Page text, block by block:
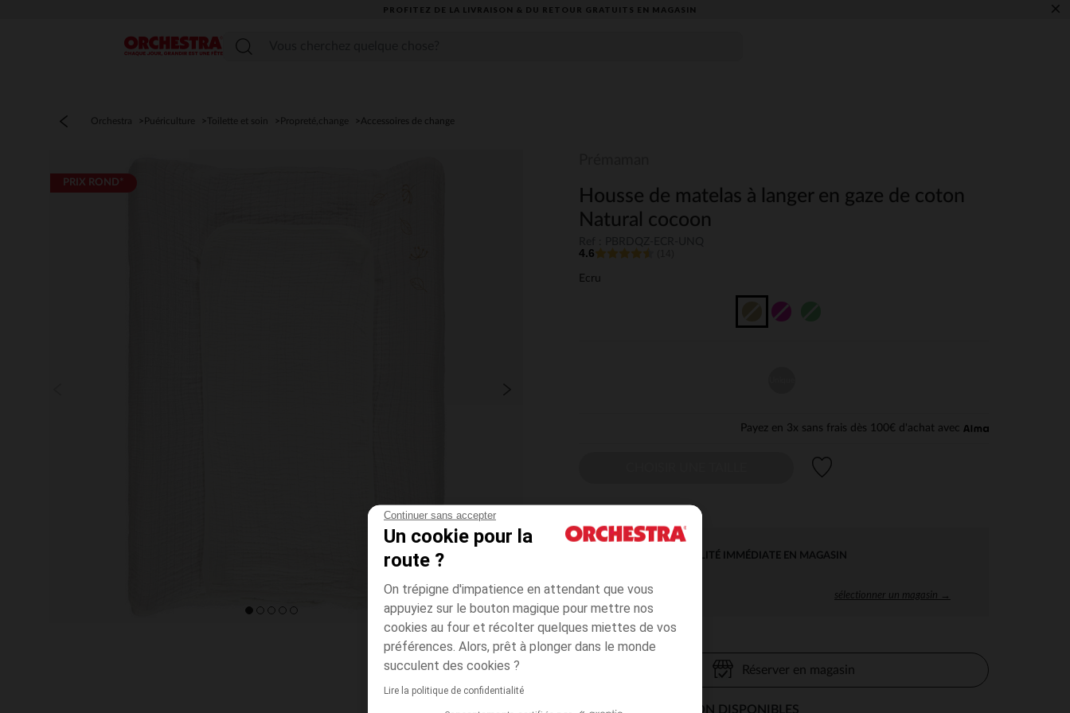
Continuer sans accepter
Un cookie pour la
route ?
On trépigne d'impatience en attendant que vous
appuyiez sur le bouton magique pour mettre nos
cookies au four et récolter quelques miettes de vos
préférences. Alors, prêt à plonger dans le monde
succulent des cookies ?
Lire la politique de confidentialité
PROFITEZ DE LA LIVRAISON & DU RETOUR GRATUITS EN MAGASIN​ ×
Menu
Orchestra Puériculture Toilette et soin Propreté,change Accessoires de change
PRIX ROND*
Housse de matelas à langer en gaze de coton
Natural cocoon
4.6
Ecru
Payez en 3x sans frais dès 100€ d'achat avec
DISPONIBILITÉ IMMÉDIATE EN MAGASIN
sélectionner un magasin →
Réserver en magasin
MODES DE LIVRAISON DISPONIBLES